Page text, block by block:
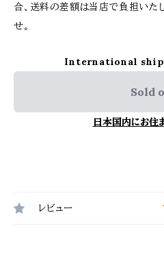
合、送料の差額は当店で負担いた
せ。
International
Sold
日本国内にお住
レビュー